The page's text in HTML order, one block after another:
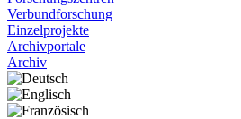
Verbundforschung
Einzelprojekte
Archivportale
Archiv